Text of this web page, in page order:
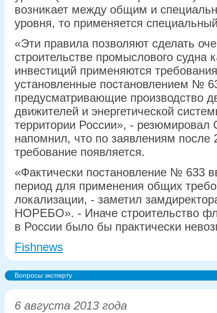
возникает между общим и
уровня, то применяется
«Эти правила позволяют сделать
строительстве промыслового судна
инвестиций применяются
установленные постановлением №
предусматривающие производство
движителей и энергетической
территории России», - резюмировал
напомнил, что по заявлениям после
требование появляется.
«Фактически постановление № 633
период для применения общих
локализации, - заметил
НОРЕБО». - Иначе строительство
в России было бы практически
Fishnews
Вопросы эксперту
6 августа 2013 года